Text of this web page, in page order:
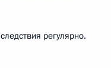
регулярно.